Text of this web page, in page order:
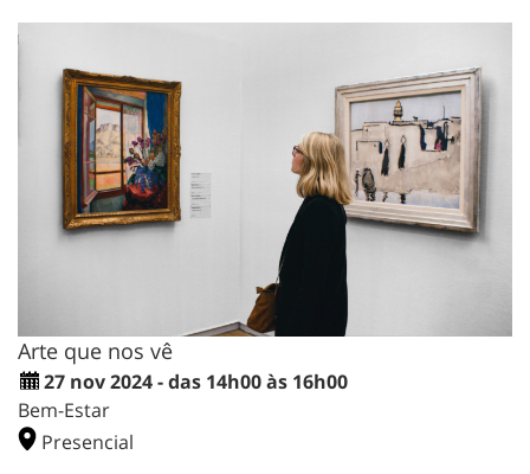
Arte que nos vê
27 nov 2024 - das 14h00 às 16h00
Bem-Estar
Presencial